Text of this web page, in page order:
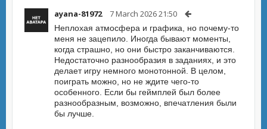
ayana-81972 7 March 2026 21:50
Неплохая атмосфера и графика, но почему-то
меня не зацепило. Иногда бывают моменты,
когда страшно, но они быстро заканчиваются.
Недостаточно разнообразия в заданиях, и это
делает игру немного монотонной. В целом,
поиграть можно, но не ждите чего-то
особенного. Если бы геймплей был более
разнообразным, возможно, впечатления были
бы лучше.